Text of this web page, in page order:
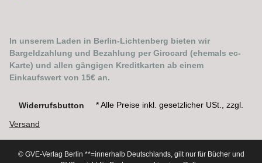
In unserem Laden in Berlin-Lichtenberg bieten wir
Bargeldzahlung und Bezahlung per Girocard (ehemals ec-
Karte) und allen gängigen Kreditkarten ab einem
Einkaufswert von 15€ an.
Widerrufsbutton * Alle Preise inkl. gesetzlicher USt., zzgl.
Versand
© GVE-Verlag Berlin **=innerhalb Deutschlands, gilt nur für Bücher und